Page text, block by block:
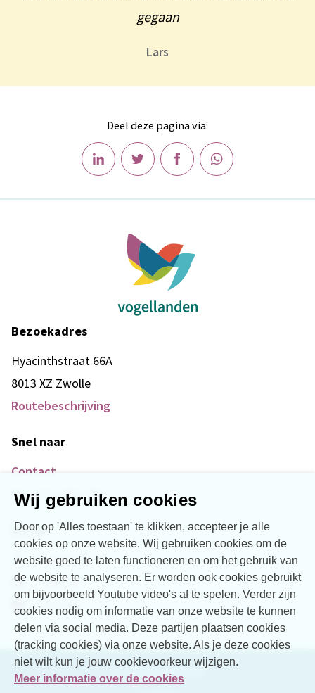
Wij gebruiken cookies
Door op 'Alles toestaan' te klikken, accepteer je alle
cookies op onze website. Wij gebruiken cookies om de
website goed te laten functioneren en om het gebruik van
de website te analyseren. Er worden ook cookies gebruikt
om bijvoorbeeld Youtube video's af te spelen. Verder zijn
cookies nodig om informatie van onze website te kunnen
delen via social media. Deze partijen plaatsen cookies
(tracking cookies) via onze website. Als je deze cookies
niet wilt kun je jouw cookievoorkeur wijzigen.
Meer informatie over de cookies
gegaan
Lars
Deel deze pagina via:
Bezoekadres
Hyacinthstraat 66A
8013 XZ Zwolle
Routebeschrijving
Snel naar
Contact
Over Vogellanden
Social
Facebook
LinkedIn
YouTube
Toegankelijkheid